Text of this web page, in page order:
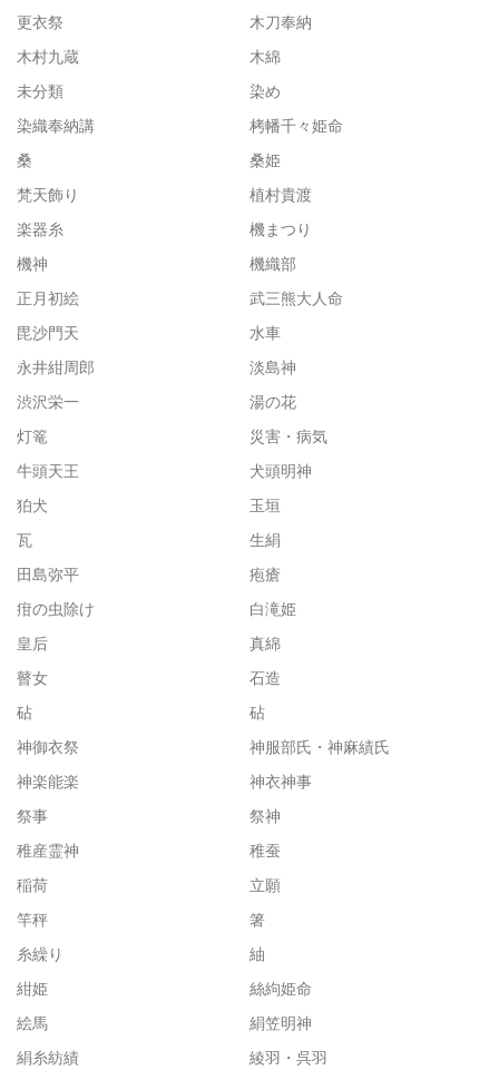
更衣祭
木刀奉納
木村九蔵
木綿
未分類
染め
染織奉納講
栲幡千々姫命
桑
桑姫
梵天飾り
植村貴渡
楽器糸
機まつり
機神
機織部
正月初絵
武三熊大人命
毘沙門天
水車
永井紺周郎
淡島神
渋沢栄一
湯の花
灯篭
災害・病気
牛頭天王
犬頭明神
狛犬
玉垣
瓦
生絹
田島弥平
疱瘡
疳の虫除け
白滝姫
皇后
真綿
瞽女
石造
砧
砧
神御衣祭
神服部氏・神麻績氏
神楽能楽
神衣神事
祭事
祭神
稚産霊神
稚蚕
稲荷
立願
竿秤
箸
糸繰り
紬
紺姫
絲絇姫命
絵馬
絹笠明神
絹糸紡績
綾羽・呉羽